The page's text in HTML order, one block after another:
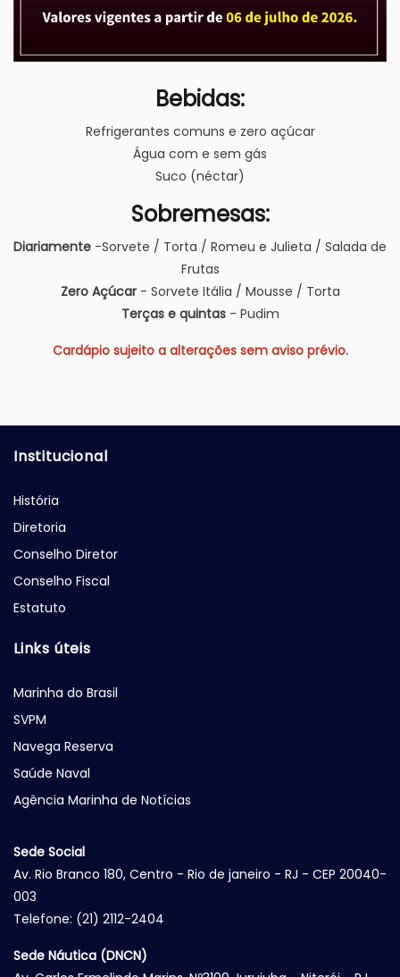
Bebidas:
Refrigerantes comuns e zero açúcar
Água com e sem gás
Suco (néctar)
Sobremesas:
Diariamente -Sorvete / Torta / Romeu e Julieta / Salada de
Frutas
Zero Açúcar - Sorvete Itália / Mousse / Torta
Terças e quintas- Pudim
Cardápio sujeito a alterações sem aviso prévio.
Institucional
História
Diretoria
Conselho Diretor
Conselho Fiscal
Estatuto
Links úteis
Marinha do Brasil
SVPM
Navega Reserva
Saúde Naval
Agência Marinha de Notícias
Sede Social
Av. Rio Branco 180, Centro - Rio de janeiro - RJ - CEP 20040-
003
Telefone: (21) 2112-2404
Sede Náutica (DNCN)